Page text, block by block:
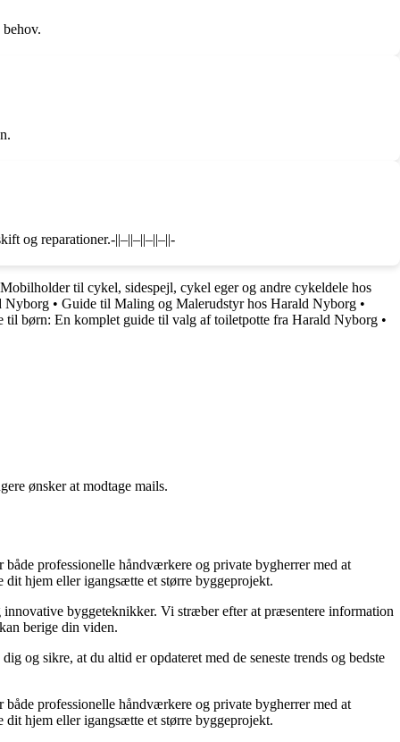
og reparationer.-||–||–||–||–||-
Mobilholder til cykel, sidespejl, cykel eger og andre cykeldele hos
Nyborg • Guide til Maling og Malerudstyr hos Harald Nyborg •
til børn: En komplet guide til valg af toiletpotte fra Harald Nyborg •
ønsker at modtage mails.
professionelle håndværkere og private bygherrer med at
hjem eller igangsætte et større byggeprojekt.
byggeteknikker. Vi stræber efter at præsentere information
berige din viden.
og sikre, at du altid er opdateret med de seneste trends og bedste
professionelle håndværkere og private bygherrer med at
hjem eller igangsætte et større byggeprojekt.